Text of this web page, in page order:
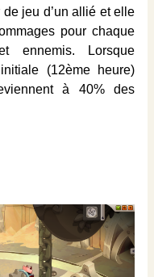
jeu d’un allié et elle
pour chaque
ennemis. Lorsque
(12ème heure)
à 40% des